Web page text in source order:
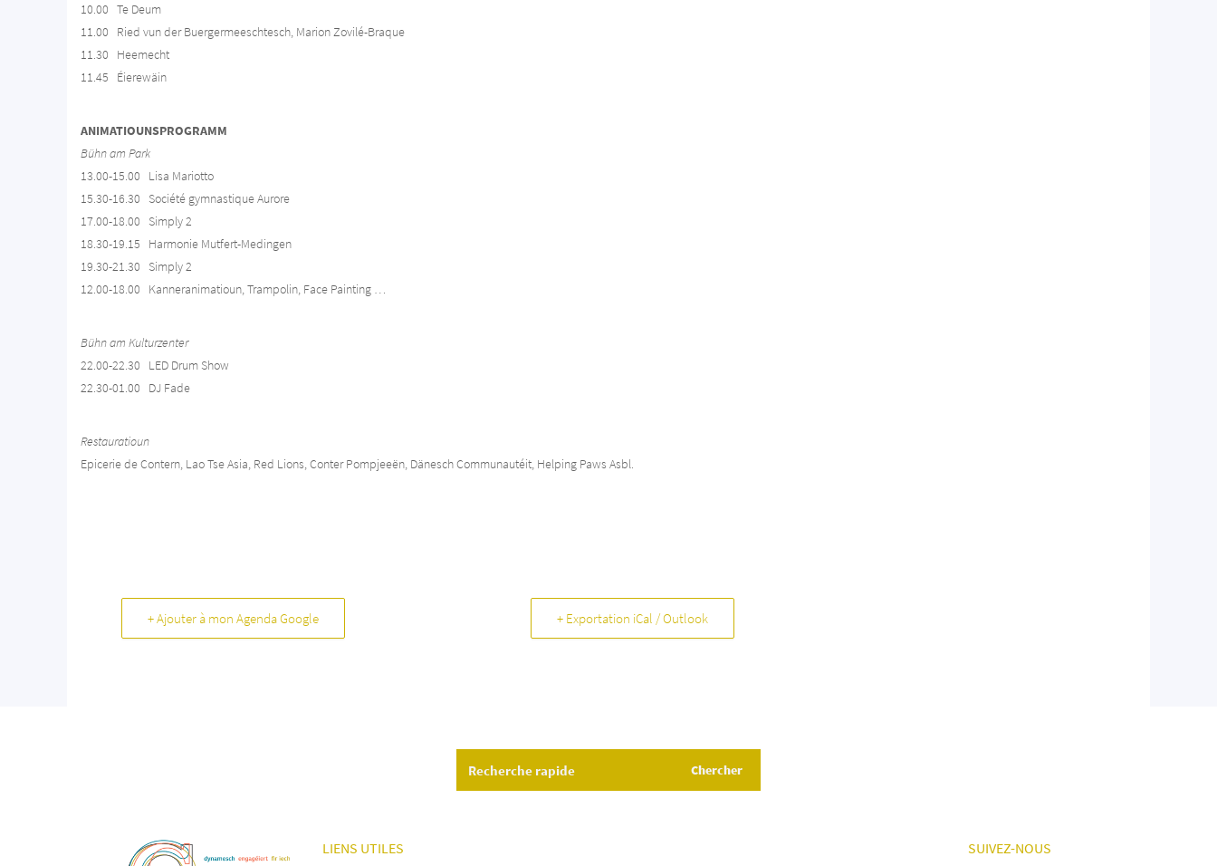
10.00 Te Deum
11.00 Ried vun der Buergermeeschtesch, Marion Zovilé-Braque
11.30 Heemecht
11.45 Éierewäin
ANIMATIOUNSPROGRAMM
Bühn am Park
13.00-15.00 Lisa Mariotto
15.30-16.30 Société gymnastique Aurore
17.00-18.00 Simply 2
18.30-19.15 Harmonie Mutfert-Medingen
19.30-21.30 Simply 2
12.00-18.00 Kanneranimatioun, Trampolin, Face Painting …
Bühn am Kulturzenter
22.00-22.30 LED Drum Show
22.30-01.00 DJ Fade
Restauratioun
Epicerie de Contern, Lao Tse Asia, Red Lions, Conter Pompjeeën, Dänesch Communautéit, Helping Paws Asbl.
+ Ajouter à mon Agenda Google + Exportation iCal / Outlook
LIENS UTILES SUIVEZ-NOUS